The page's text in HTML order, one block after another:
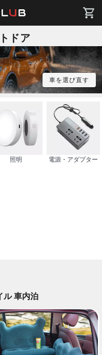
ドア
車を選び直す
照明 電源・アダプター
ル 車内泊